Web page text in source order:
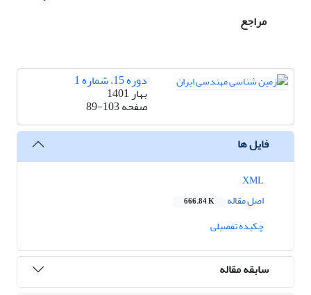
مراجع
دوره 15، شماره 1
بهار 1401
صفحه89-103
فایل ها
اصل مقاله
666.84 K
چکیده تفصیلی
سابقه مقاله